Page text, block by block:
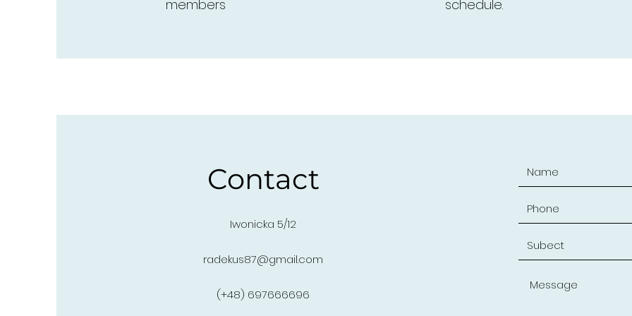
members
schedule.
Contact
Iwonicka 5/12
radekus87@gmail.com
(+48) 697666696